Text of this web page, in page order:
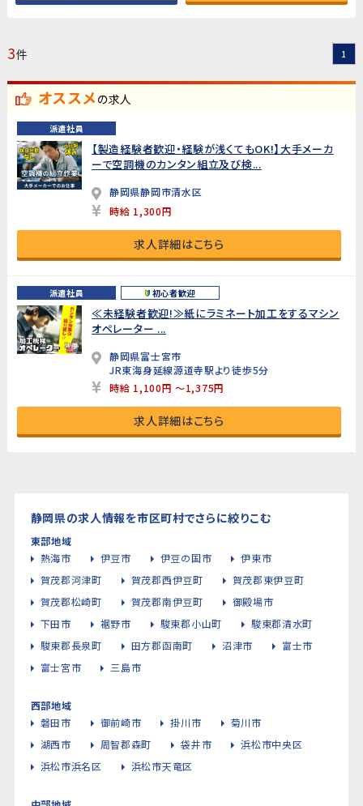
3件 1
オススメの求人
派遣社員
【製造経験者歓迎・経験が浅くてもOK!】大手メーカ
ーで空調機のカンタン組立及び検...
静岡県静岡市清水区
時給 1,300円
求人詳細はこちら
派遣社員 初心者歓迎
≪未経験者歓迎!≫紙にラミネート加工をするマシン
オペレーター ...
静岡県富士宮市
JR東海身延線源道寺駅より徒歩5分
時給 1,100円 ～1,375円
求人詳細はこちら
静岡県の求人情報を市区町村でさらに絞りこむ
東部地域
熱海市
伊豆市 伊豆の国市
伊東市
賀茂郡河津町
賀茂郡西伊豆町
賀茂郡東伊豆町
賀茂郡松崎町
賀茂郡南伊豆町
御殿場市
下田市
裾野市 駿東郡小山町
駿東郡清水町
駿東郡長泉町
田方郡函南町 沼津市
富士市
富士宮市
三島市
西部地域
磐田市
御前崎市 掛川市
菊川市
湖西市
周智郡森町 袋井市
浜松市中央区
浜松市浜名区
浜松市天竜区